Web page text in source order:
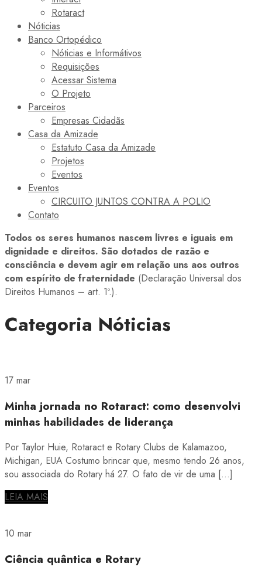
Rotaract
Nóticias
Banco Ortopédico
Nóticias e Informátivos
Requisições
Acessar Sistema
O Projeto
Parceiros
Empresas Cidadãs
Casa da Amizade
Estatuto Casa da Amizade
Projetos
Eventos
Eventos
CIRCUITO JUNTOS CONTRA A POLIO
Contato
Todos os seres humanos nascem livres e iguais em
dignidade e direitos. São dotados de razão e
consciência e devem agir em relação uns aos outros
com espírito de fraternidade (Declaração Universal dos
Direitos Humanos – art. 1º.).
Categoria Nóticias
17 mar
Minha jornada no Rotaract: como desenvolvi
minhas habilidades de liderança
Por Taylor Huie, Rotaract e Rotary Clubs de Kalamazoo,
Michigan, EUA Costumo brincar que, mesmo tendo 26 anos,
sou associada do Rotary há 27. O fato de vir de uma […]
LEIA MAIS
10 mar
Ciência quântica e Rotary